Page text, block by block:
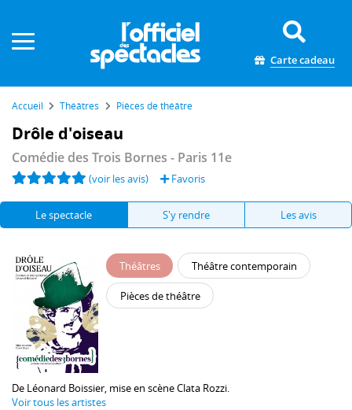
Carte cadeau
Accueil Théâtres Pièces de théâtre
Drôle d'oiseau
Comédie des Trois Bornes - Paris 11e
(voir les avis) Favoris
Le spectacle S'y rendre Les avis
Théâtres Théâtre contemporain
Pièces de théâtre
De Léonard Boissier , mise en scèneClata Rozzi
Voir tous les artistes